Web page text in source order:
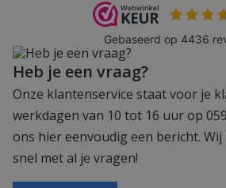
Heb je een vraag?
Onze klantenservice staat voor je
werkdagen van 10 tot 16 uur op
ons hier eenvoudig een bericht.
snel met al je vragen!